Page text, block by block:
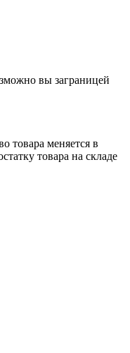
вы заграницей
товара меняется в
товара на складе